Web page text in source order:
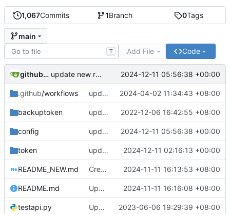
1,067Commits 1Branch 0Tags
main
T Add File Code
github-actions[bot] update new randapi 2024-12-11 05:56:38 +00:00
.github/workflows update workflow 2024-04-02 11:34:43 +08:00
backuptoken update e5api 2022-12-06 16:42:55 +08:00
config update new randapi 2024-12-11 05:56:38 +00:00
token update new refresh_token 2024-12-11 02:16:13 +00:00
README_NEW.md Create README_NEW.md 2024-11-11 16:13:53 +08:00
README.md Update README.md 2024-11-11 16:16:08 +08:00
testapi.py Update testapi.py 2023-06-06 19:29:39 +08:00